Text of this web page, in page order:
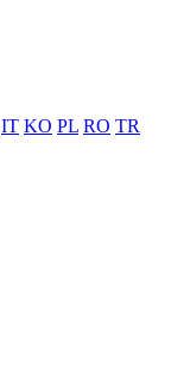
IT KO PL RO TR